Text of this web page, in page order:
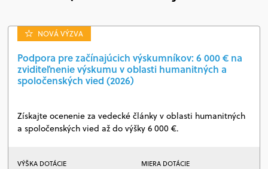
NOVÁ VÝZVA
Podpora pre začínajúcich výskumníkov: 6 000 € na
zviditeľnenie výskumu v oblasti humanitných a
spoločenských vied (2026)
Získajte ocenenie za vedecké články v oblasti humanitných
a spoločenských vied až do výšky 6 000 €.
VÝŠKA DOTÁCIE MIERA DOTÁCIE